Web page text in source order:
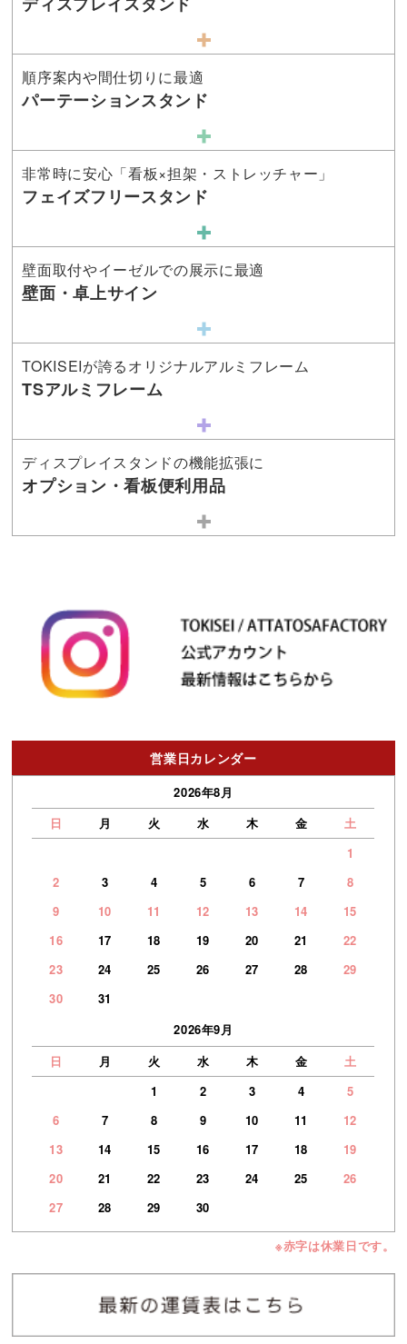
順序案内や間仕切りに最適
パーテーションスタンド
非常時に安心「看板×担架・ストレッチャー」
フェイズフリースタンド
壁面取付やイーゼルでの展示に最適
壁面・卓上サイン
TOKISEIが誇るオリジナルアルミフレーム
TSアルミフレーム
ディスプレイスタンドの機能拡張に
オプション・看板便利用品
営業日カレンダー
2026年8月
日
月 火 水 木 金
土
1
2
3 4 5 6 7
8
9
10 11 12 13 14
15
16
17 18 19 20 21
22
23
24 25 26 27 28
29
30
31
2026年9月
日
月 火 水 木 金
土
1
2 3 4
5
6
7 8 9 10 11
12
13
14 15 16 17 18
19
20
21 22 23 24 25
26
27
28 29 30
※赤字は休業日です。